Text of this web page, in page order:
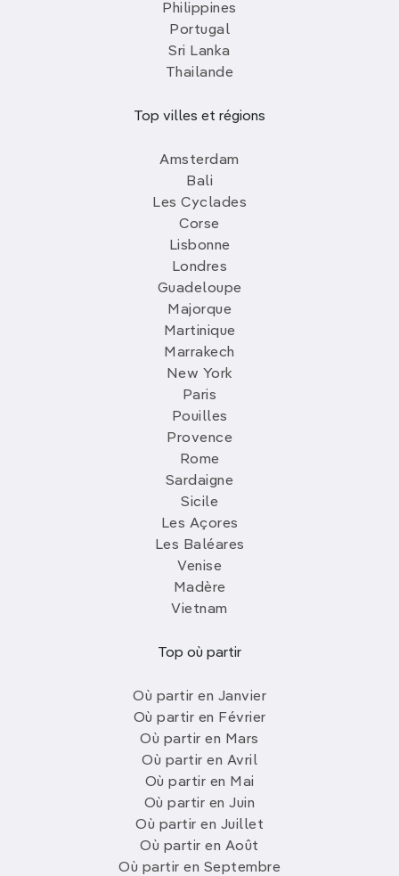
Philippines
Portugal
Sri Lanka
Thailande
Top villes et régions
Amsterdam
Bali
Les Cyclades
Corse
Lisbonne
Londres
Guadeloupe
Majorque
Martinique
Marrakech
New York
Paris
Pouilles
Provence
Rome
Sardaigne
Sicile
Les Açores
Les Baléares
Venise
Madère
Vietnam
Top où partir
Où partir en Janvier
Où partir en Février
Où partir en Mars
Où partir en Avril
Où partir en Mai
Où partir en Juin
Où partir en Juillet
Où partir en Août
Où partir en Septembre